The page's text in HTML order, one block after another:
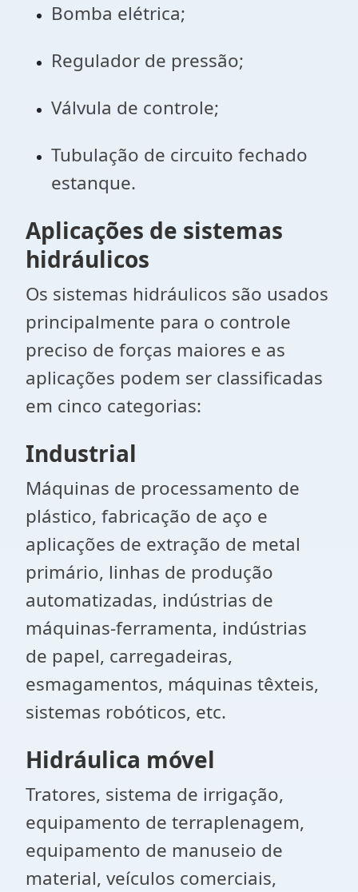
Bomba elétrica;
Regulador de pressão;
Válvula de controle;
Tubulação de circuito fechado
estanque.
Aplicações de sistemas
hidráulicos
Os sistemas hidráulicos são usados
​​principalmente para o controle
preciso de forças maiores e as
aplicações podem ser classificadas
em cinco categorias:
Industrial
Máquinas de processamento de
plástico, fabricação de aço e
aplicações de extração de metal
primário, linhas de produção
automatizadas, indústrias de
máquinas-ferramenta, indústrias
de papel, carregadeiras,
esmagamentos, máquinas têxteis,
sistemas robóticos, etc.
Hidráulica móvel
Tratores, sistema de irrigação,
equipamento de terraplenagem,
equipamento de manuseio de
material, veículos comerciais,